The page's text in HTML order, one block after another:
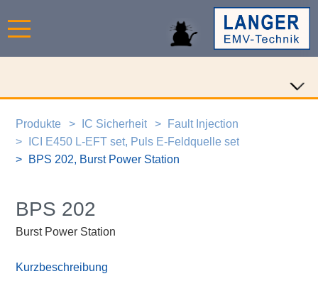
Produkte IC Sicherheit
Fault Injection
ICI E450 L-EFT set, Puls E-Feldquelle set
BPS 202, Burst Power Station
BPS 202
Burst Power Station
Kurzbeschreibung